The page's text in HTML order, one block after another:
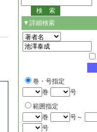
▼詳細検索
巻・号指定
巻
号
範囲指定
巻
号～
号